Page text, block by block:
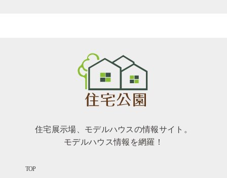
住宅展示場、モデルハウスの情報サイト。
モデルハウス情報を網羅！
TOP